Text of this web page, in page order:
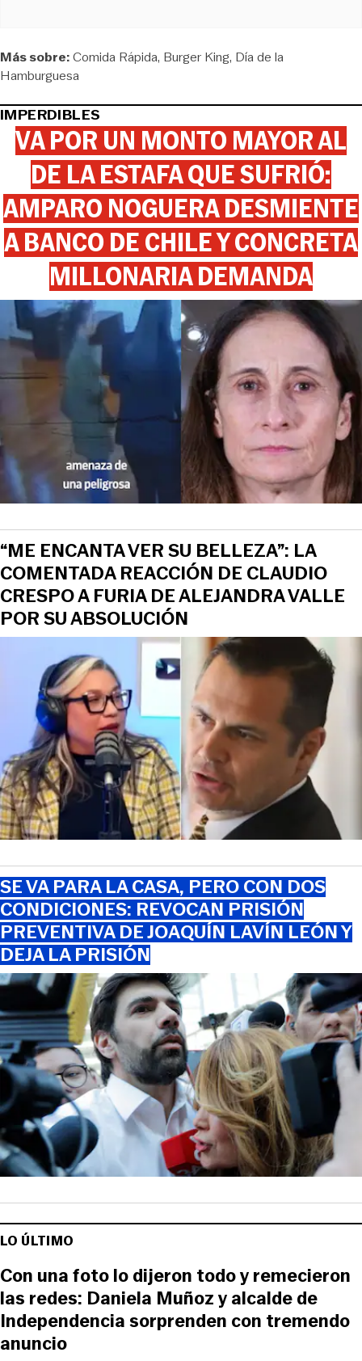
Más sobre:Comida Rápida Burger King Día de la
Hamburguesa
IMPERDIBLES
VA POR UN MONTO MAYOR AL
DE LA ESTAFA QUE SUFRIÓ:
AMPARO NOGUERA DESMIENTE
A BANCO DE CHILE Y CONCRETA
MILLONARIA DEMANDA
“ME ENCANTA VER SU BELLEZA”: LA
COMENTADA REACCIÓN DE CLAUDIO
CRESPO A FURIA DE ALEJANDRA VALLE
POR SU ABSOLUCIÓN
SE VA PARA LA CASA, PERO CON DOS
CONDICIONES: REVOCAN PRISIÓN
PREVENTIVA DE JOAQUÍN LAVÍN LEÓN Y
DEJA LA PRISIÓN
LO ÚLTIMO
Con una foto lo dijeron todo y remecieron
las redes: Daniela Muñoz y alcalde de
Independencia sorprenden con tremendo
anuncio